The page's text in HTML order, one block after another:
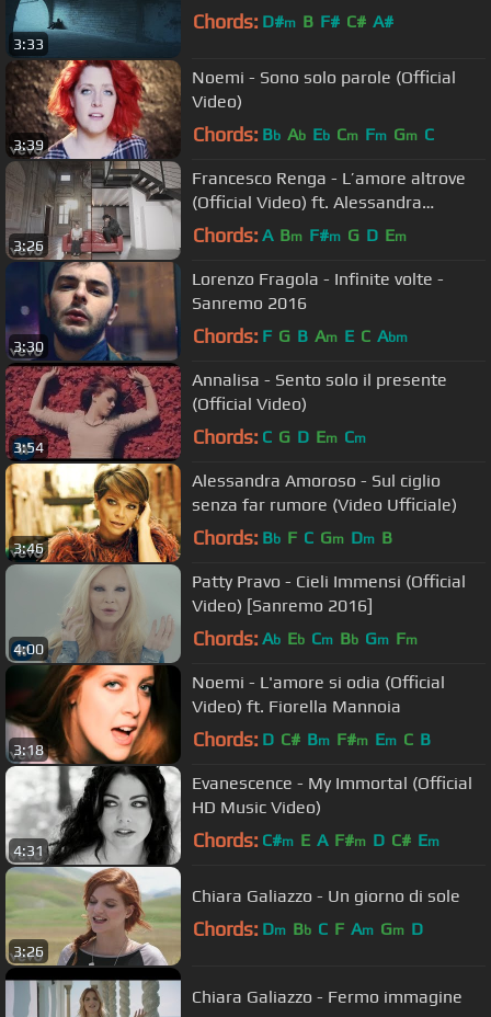
3:33
Chords: D#m B F# C# A#
3:39
Noemi - Sono solo parole (Official
Video)
Chords: Bb Ab Eb Cm Fm Gm C
3:26
Francesco Renga - L’amore altrove
(Official Video) ft. Alessandra
Amoroso
Chords: A Bm F#m G D Em
3:30
Lorenzo Fragola - Infinite volte -
Sanremo 2016
Chords: F G B Am E C Abm
3:54
Annalisa - Sento solo il presente
(Official Video)
Chords: C G D Em Cm
3:46
Alessandra Amoroso - Sul ciglio
senza far rumore (Video Ufficiale)
Chords: Bb F C Gm Dm B
4:00
Patty Pravo - Cieli Immensi (Official
Video) [Sanremo 2016]
Chords: Ab Eb Cm Bb Gm Fm
3:18
Noemi - L'amore si odia (Official
Video) ft. Fiorella Mannoia
Chords: D C# Bm F#m Em C B
4:31
Evanescence - My Immortal (Official
HD Music Video)
Chords: C#m E A F#m D C# Em
3:26
Chiara Galiazzo - Un giorno di sole
Chords: Dm Bb C F Am Gm D
Chiara Galiazzo - Fermo immagine